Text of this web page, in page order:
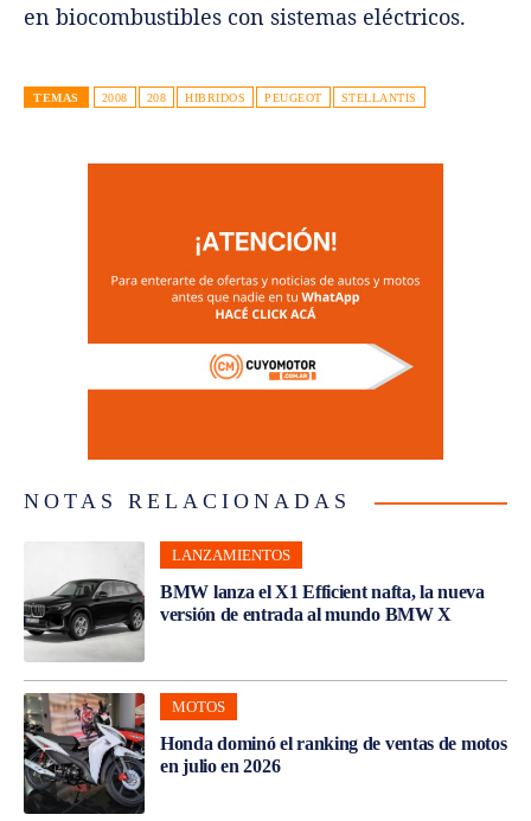
en biocombustibles con sistemas eléctricos.
TEMAS 2008 208 HIBRIDOS PEUGEOT STELLANTIS
NOTAS RELACIONADAS
LANZAMIENTOS
BMW lanza el X1 Efficient nafta, la nueva
versión de entrada al mundo BMW X
MOTOS
Honda dominó el ranking de ventas de motos
en julio en 2026